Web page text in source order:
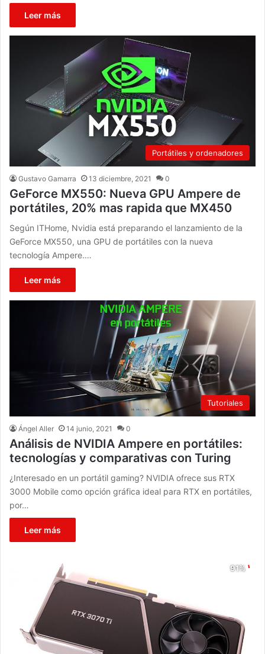
Leer más
Portátiles y ordenadores
Gustavo Gamarra 13 diciembre, 2021 0
GeForce MX550: Nueva GPU Ampere de
portátiles, 20% mas rapida que MX450
Según ITHome, Nvidia está preparando el lanzamiento de la
GeForce MX550, una GPU de portátiles con la nueva
tecnología Ampere.…
Leer más
Tutoriales
Ángel Aller 14 junio, 2021 0
Análisis de NVIDIA Ampere en portátiles:
tecnologías y comparativas con Turing
¿Interesado en un portátil gaming? NVIDIA ofrece sus RTX
3000 Mobile como opción gráfica ideal para RTX en portátiles,
por…
Leer más